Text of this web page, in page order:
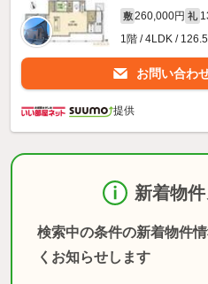
敷 260,000円 礼
1階 / 4LDK /
お問い合わ
提供
新着物
検索中の条件の新着物件
くお知らせします